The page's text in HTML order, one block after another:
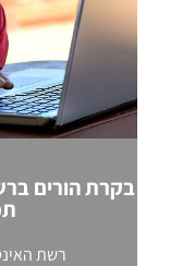
בקרת הורים
רשת